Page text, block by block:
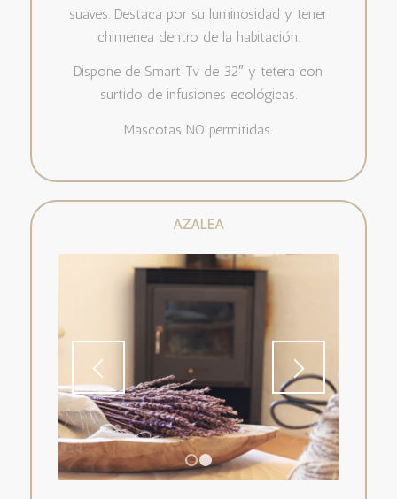
suaves. Destaca por su luminosidad y tener
chimenea dentro de la habitación.
Dispone de Smart Tv de 32″ y tetera con
surtido de infusiones ecológicas.
Mascotas NO permitidas.
AZALEA
1 2